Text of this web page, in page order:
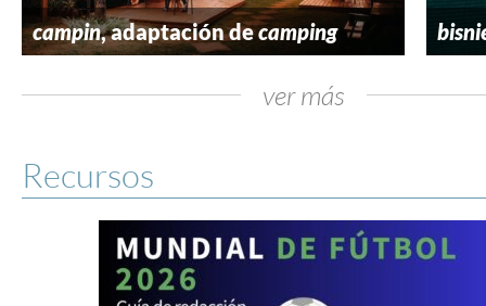
campin, adaptación decamping
ver más
Recursos